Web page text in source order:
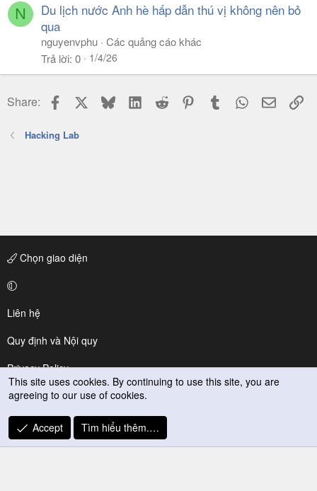
N
Du lịch nước Anh hè hấp dẫn thú vị không nên bỏ
qua
nguyenvphu Các quảng cáo khác
Trả lời 0 1/4/26
Share: Facebook BlueskyLinkedIn
Reddit PinterestTumblr WhatsApp
Email
Hacking Lab
Chọn giao diện
Liên hệ
Quy định và Nội quy
Privacy Policy
Trợ giúp
R
S
This site uses cookies. By continuing to use this site, you are
agreeing to our use of cookies.
Accept Tìm hiểu thêm.…